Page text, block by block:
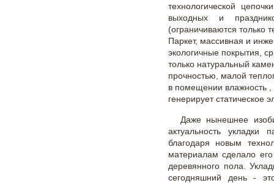
технологической
выходных и
(ограничиваются только
Паркет, массивная и
экологичные покрытия,
только натуральный
прочностью, малой
в помещении влажность ,
генерирует статическое
Даже нынешнее
актуальность укладки
благодаря новым
материалам сделало
деревянного пола.
сегодняшний день -